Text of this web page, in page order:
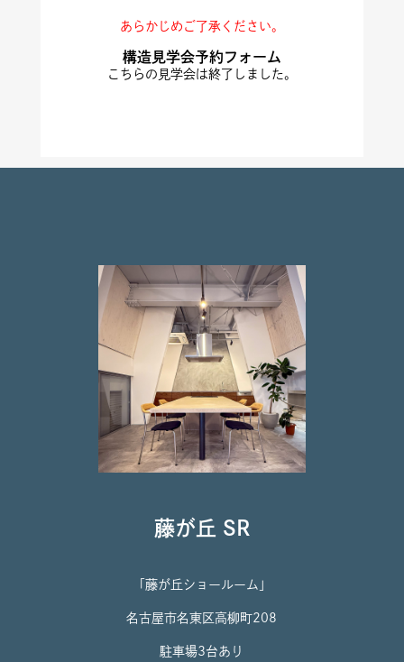
あらかじめご了承ください。
構造見学会予約フォーム
こちらの見学会は終了しました。
藤が丘 SR
「藤が丘ショールーム」
名古屋市名東区高柳町208
駐車場3台あり